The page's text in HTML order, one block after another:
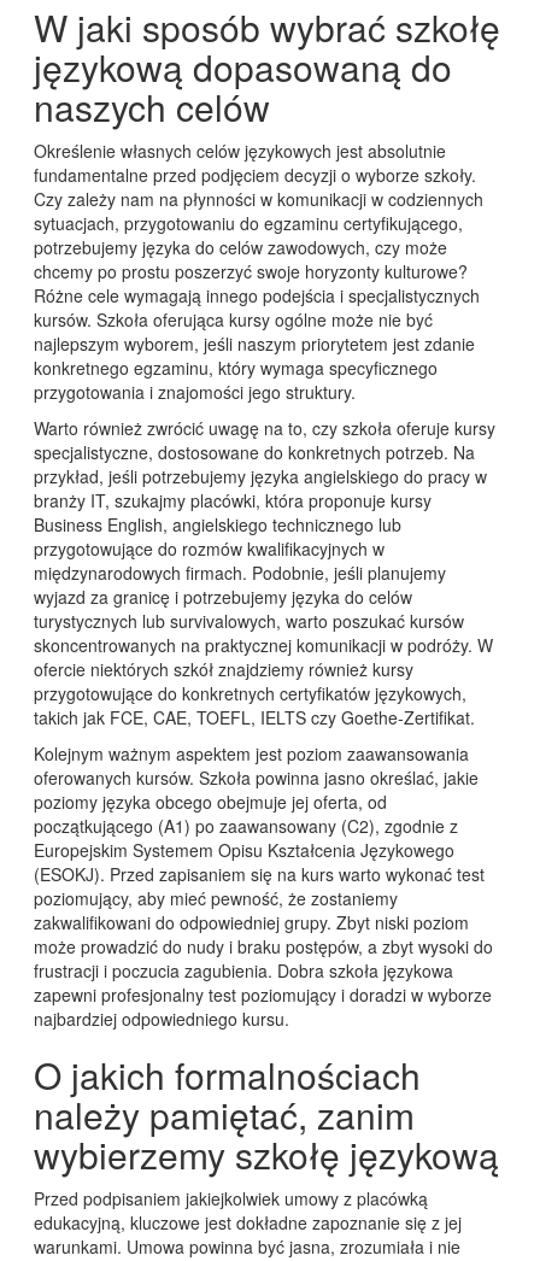
W jaki sposób wybrać szkołę
językową dopasowaną do
naszych celów
Określenie własnych celów językowych jest absolutnie
fundamentalne przed podjęciem decyzji o wyborze szkoły.
Czy zależy nam na płynności w komunikacji w codziennych
sytuacjach, przygotowaniu do egzaminu certyfikującego,
potrzebujemy języka do celów zawodowych, czy może
chcemy po prostu poszerzyć swoje horyzonty kulturowe?
Różne cele wymagają innego podejścia i specjalistycznych
kursów. Szkoła oferująca kursy ogólne może nie być
najlepszym wyborem, jeśli naszym priorytetem jest zdanie
konkretnego egzaminu, który wymaga specyficznego
przygotowania i znajomości jego struktury.
Warto również zwrócić uwagę na to, czy szkoła oferuje kursy
specjalistyczne, dostosowane do konkretnych potrzeb. Na
przykład, jeśli potrzebujemy języka angielskiego do pracy w
branży IT, szukajmy placówki, która proponuje kursy
Business English, angielskiego technicznego lub
przygotowujące do rozmów kwalifikacyjnych w
międzynarodowych firmach. Podobnie, jeśli planujemy
wyjazd za granicę i potrzebujemy języka do celów
turystycznych lub survivalowych, warto poszukać kursów
skoncentrowanych na praktycznej komunikacji w podróży. W
ofercie niektórych szkół znajdziemy również kursy
przygotowujące do konkretnych certyfikatów językowych,
takich jak FCE, CAE, TOEFL, IELTS czy Goethe-Zertifikat.
Kolejnym ważnym aspektem jest poziom zaawansowania
oferowanych kursów. Szkoła powinna jasno określać, jakie
poziomy języka obcego obejmuje jej oferta, od
początkującego (A1) po zaawansowany (C2), zgodnie z
Europejskim Systemem Opisu Kształcenia Językowego
(ESOKJ). Przed zapisaniem się na kurs warto wykonać test
poziomujący, aby mieć pewność, że zostaniemy
zakwalifikowani do odpowiedniej grupy. Zbyt niski poziom
może prowadzić do nudy i braku postępów, a zbyt wysoki do
frustracji i poczucia zagubienia. Dobra szkoła językowa
zapewni profesjonalny test poziomujący i doradzi w wyborze
najbardziej odpowiedniego kursu.
O jakich formalnościach
należy pamiętać, zanim
wybierzemy szkołę językową
Przed podpisaniem jakiejkolwiek umowy z placówką
edukacyjną, kluczowe jest dokładne zapoznanie się z jej
warunkami. Umowa powinna być jasna, zrozumiała i nie